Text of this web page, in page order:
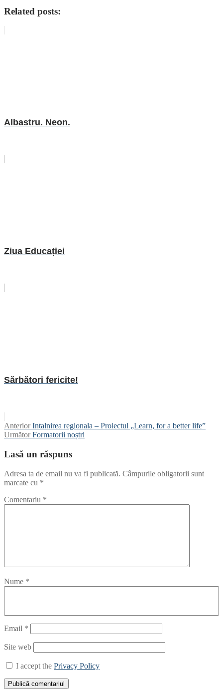
Related posts:
Albastru. Neon.
Ziua Educației
Sărbători fericite!
Navigare
în
articole
Anterior Articolul
anterior:
Intalnirea regionala – Proiectul „Learn, for a better life”
Următor Articolul
Formatorii noștri
Lasă un răspuns
Adresa ta de email nu va fi publicată. Câmpurile obligatorii sunt
marcate cu *
Comentariu *
Nume *
Email *
Site web
I accept the Privacy Policy